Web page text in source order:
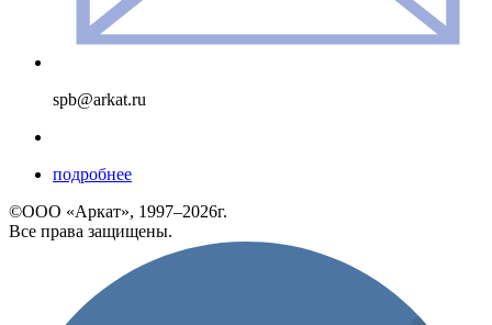
spb@arkat.ru
подробнее
©ООО «Аркат», 1997–2026г.
Все права защищены.